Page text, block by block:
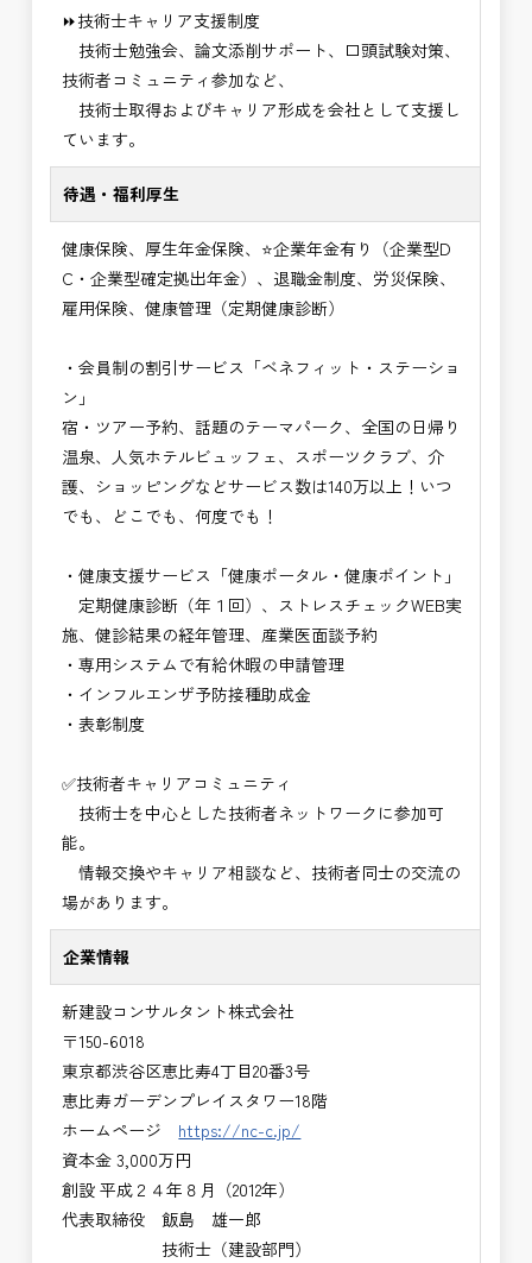
⏩技術士キャリア支援制度
技術士勉強会、論文添削サポート、口頭試験対策、
技術者コミュニティ参加など、
技術士取得およびキャリア形成を会社として支援し
ています。
待遇・福利厚生
健康保険、厚生年金保険、⭐企業年金有り（企業型D
C・企業型確定拠出年金）、退職金制度、労災保険、
雇用保険、健康管理（定期健康診断）
・会員制の割引サービス「ベネフィット・ステーショ
ン」
宿・ツアー予約、話題のテーマパーク、全国の日帰り
温泉、人気ホテルビュッフェ、スポーツクラブ、介
護、ショッピングなどサービス数は140万以上！いつ
でも、どこでも、何度でも！
・健康支援サービス「健康ポータル・健康ポイント」
定期健康診断（年１回）、ストレスチェックWEB実
施、健診結果の経年管理、産業医面談予約
・専用システムで有給休暇の申請管理
・インフルエンザ予防接種助成⾦
・表彰制度
✅技術者キャリアコミュニティ
技術士を中心とした技術者ネットワークに参加可
能。
情報交換やキャリア相談など、技術者同士の交流の
場があります。
企業情報
新建設コンサルタント株式会社
〒150-6018
東京都渋谷区恵比寿4丁目20番3号
恵比寿ガーデンプレイスタワー18階
ホームページ https://nc-c.jp/
資本金 3,000万円
創設 平成２４年８月（2012年）
代表取締役 飯島 雄一郎
技術士（建設部門）